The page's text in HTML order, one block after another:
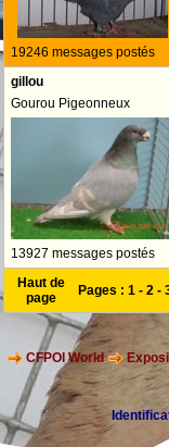
19246 messages postés
gillou
Gourou Pigeonneux
13927 messages postés
Haut de
page
Pages : 1 - 2 -
CFPOI World